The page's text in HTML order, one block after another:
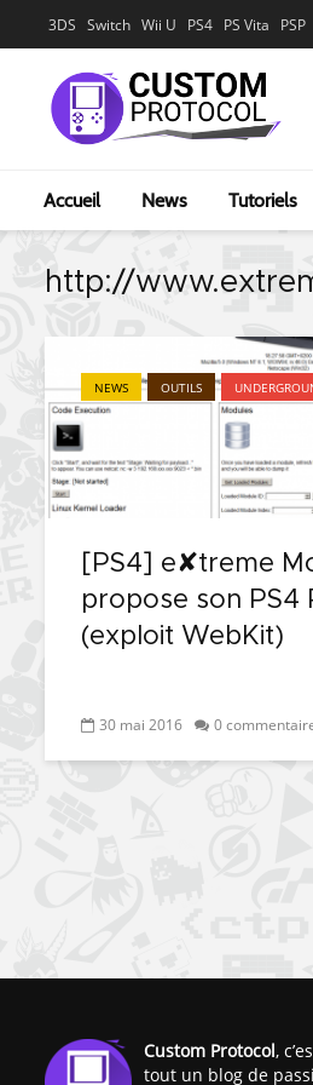
3DS Switch Wii U PS4 PS Vita PSP
Accueil News Tutoriels
http://
NEWS OUTILS
[PS4] e✘treme
propose son PS4
(exploit WebKit)
30 mai 2016 0
Custom Protocol,
tout un blog de